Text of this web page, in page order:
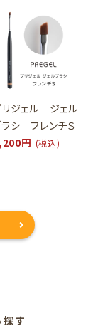
リジェル ジェル
シ フレンチＳ
円 (税込)
す